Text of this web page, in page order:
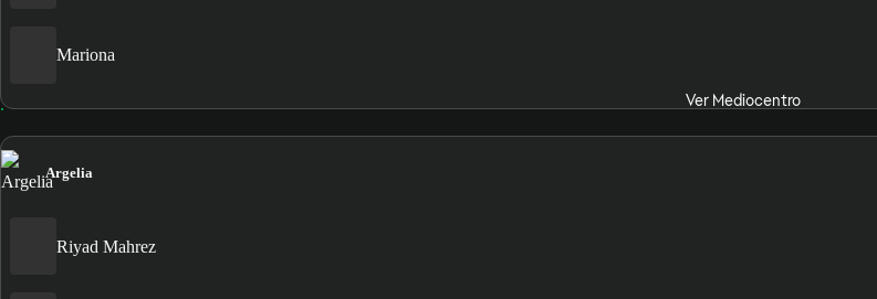
Mariona
Ver Mediocentro
Argelia
Riyad Mahrez